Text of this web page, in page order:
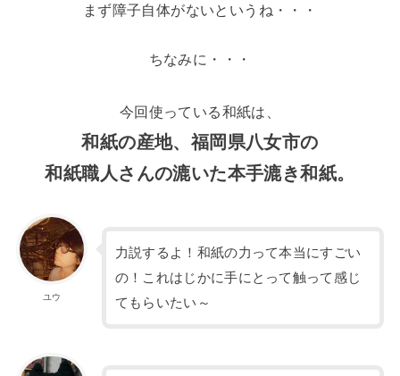
まず障子自体がないというね・・・
ちなみに・・・
今回使っている和紙は、
和紙の産地、福岡県八女市の
和紙職人さんの漉いた本手漉き和紙。
ユウ
力説するよ！和紙の力って本当にすごい
の！これはじかに手にとって触って感じ
てもらいたい～